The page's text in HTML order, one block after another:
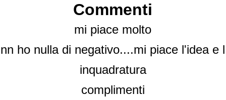
Commenti
mi piace molto
nn ho nulla di negativo....mi piace l'idea e l
inquadratura
complimenti